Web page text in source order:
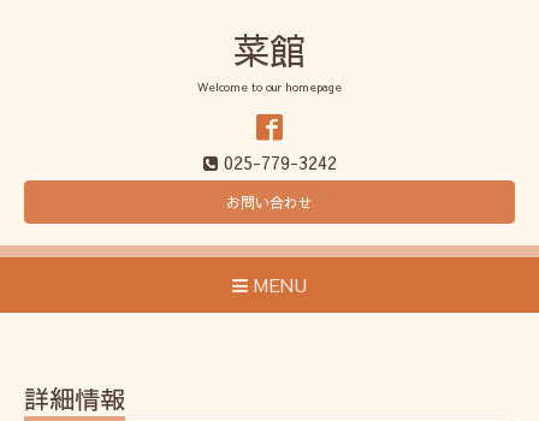
菜館
Welcome to our homepage
025-779-3242
お問い合わせ
MENU
詳細情報